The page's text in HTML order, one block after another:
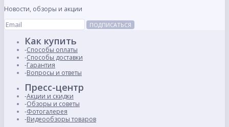
Новости, обзоры и акции
ПОДПИСАТЬСЯ
Как купить
Способы оплаты
Способы доставки
Гарантия
Вопросы и ответы
Пресс-центр
Акции и скидки
Обзоры и советы
Фотогалерея
Видеообзоры товаров